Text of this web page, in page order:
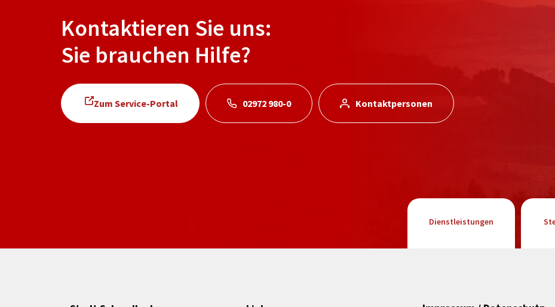
Kontaktieren Sie uns:
Sie brauchen Hilfe?
Zum Service-Portal 02972 980-0 Kontaktpersonen
Dienstleistungen